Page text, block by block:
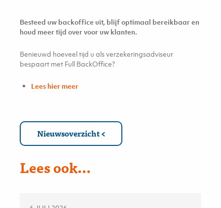
Besteed uw backoffice uit, blijf optimaal bereikbaar en
houd meer tijd over voor uw klanten.
Benieuwd hoeveel tijd u als verzekeringsadviseur
bespaart met Full BackOffice?
Lees hier meer
Nieuwsoverzicht
Lees ook...